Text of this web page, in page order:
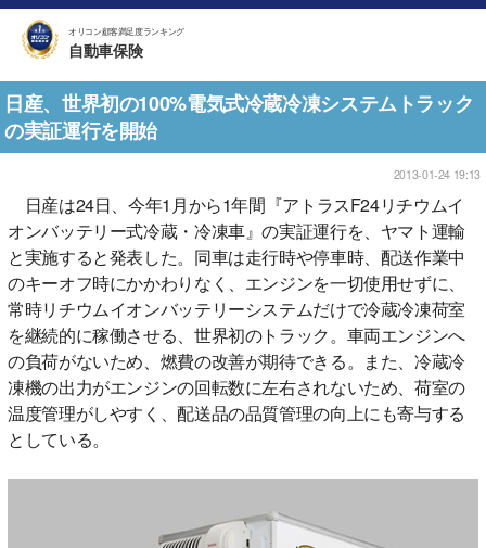
オリコン顧客満足度ランキング
自動車保険
日産、世界初の100%電気式冷蔵冷凍システムトラック
の実証運行を開始
2013-01-24 19:13
日産は24日、今年1月から1年間『アトラスF24リチウムイ
オンバッテリー式冷蔵・冷凍車』の実証運行を、ヤマト運輸
と実施すると発表した。同車は走行時や停車時、配送作業中
のキーオフ時にかかわりなく、エンジンを一切使用せずに、
常時リチウムイオンバッテリーシステムだけで冷蔵冷凍荷室
を継続的に稼働させる、世界初のトラック。車両エンジンへ
の負荷がないため、燃費の改善が期待できる。また、冷蔵冷
凍機の出力がエンジンの回転数に左右されないため、荷室の
温度管理がしやすく、配送品の品質管理の向上にも寄与する
としている。